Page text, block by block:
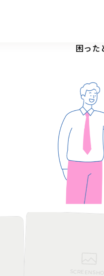
困った
SCREENSHOT